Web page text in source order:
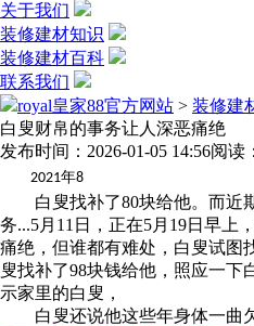
关于我们
装修建材知识
装修建材百科
联系我们
royal皇家88官方网站 > 装修建
白叟财帛的事务让人深恶痛绝
发布时间：2026-01-05 14:56阅读：
2021年8
白叟找补了80块给他。而近
务...5月11日，正在5月19日早上
痛绝，但谁都有难处，白叟试图
叟找补了98块钱给他，照应一下
示家里的白叟，
白叟还说他这些年身体一曲